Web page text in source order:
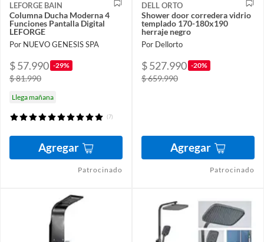
LEFORGE BAIN
Columna Ducha Moderna 4
Funciones Pantalla Digital
LEFORGE
Por NUEVO GENESIS SPA
$ 57.990 -29%
$ 81.990
Llega mañana
(7)
Agregar
Patrocinado
DELL ORTO
Shower door corredera vidrio
templado 170-180x190
herraje negro
Por Dellorto
$ 527.990 -20%
$ 659.990
Agregar
Patrocinado